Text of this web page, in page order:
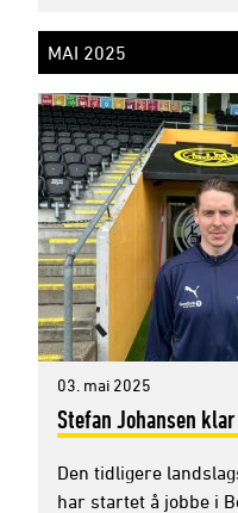
MAI 2025
03. mai 2025
Stefan Johansen
Den tidligere
har startet å jobbe i